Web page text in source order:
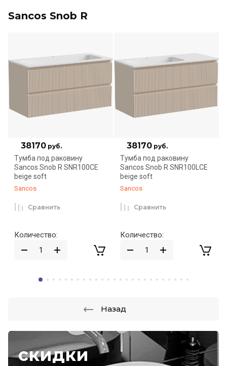
скидки
Sancos Snob R
38170 руб.
Тумба под раковину
Sancos Snob R SNR100CE
beige soft
Sancos
Количество:
Сравнить
38170 руб.
Тумба под раковину
Sancos Snob R SNR100LCE
beige soft
Sancos
Количество:
Сравнить
Назад